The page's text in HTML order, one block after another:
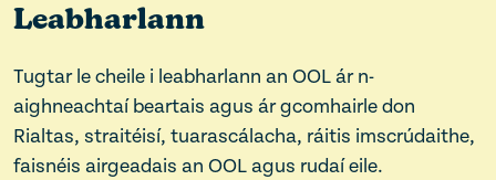
Ár gcuid oibre le leanaí
Mol Eolais
Leabharlann
Tugtar le cheile i leabharlann an OOL ár n-
aighneachtaí beartais agus ár gcomhairle don
Rialtas, straitéisí, tuarascálacha, ráitis imscrúdaithe,
faisnéis airgeadais an OOL agus rudaí eile.